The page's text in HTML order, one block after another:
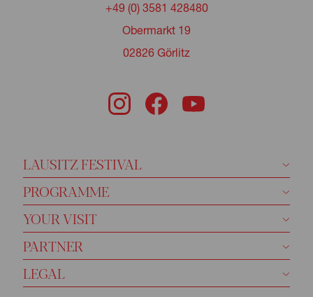
+49 (0) 3581 428480
Obermarkt 19
02826 Görlitz
LAUSITZ FESTIVAL
PROGRAMME
YOUR VISIT
PARTNER
LEGAL